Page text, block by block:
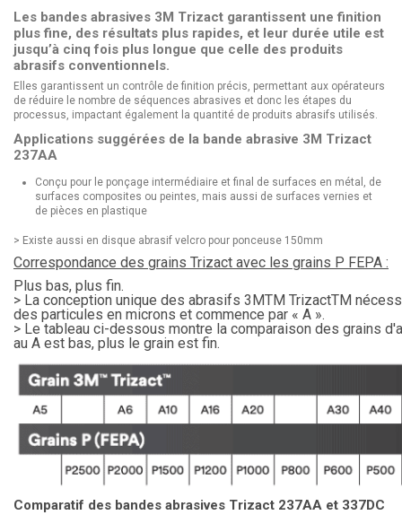
Les bandes abrasives 3M Trizact garantissent une finition
plus fine, des résultats plus rapides, et leur durée utile est
jusqu’à cinq fois plus longue que celle des produits
abrasifs conventionnels.
Elles garantissent un contrôle de finition précis, permettant aux opérateurs
de réduire le nombre de séquences abrasives et donc les étapes du
processus, impactant également la quantité de produits abrasifs utilisés.
Applications suggérées de la bande abrasive 3M Trizact
237AA
Conçu pour le ponçage intermédiaire et final de surfaces en métal, de
surfaces composites ou peintes, mais aussi de surfaces vernies et
de pièces en plastique
> Existe aussi en disque abrasif velcro pour ponceuse 150mm
Correspondance des grains Trizact avec les grains P FEPA :
Plus bas, plus fin.
> La conception unique des abrasifs 3MTM TrizactTM
des particules en microns et commence par « A ».
> Le tableau ci-dessous montre la comparaison des grains
au A est bas, plus le grain est fin.
Comparatif des bandes abrasives Trizact 237AA et 337DC